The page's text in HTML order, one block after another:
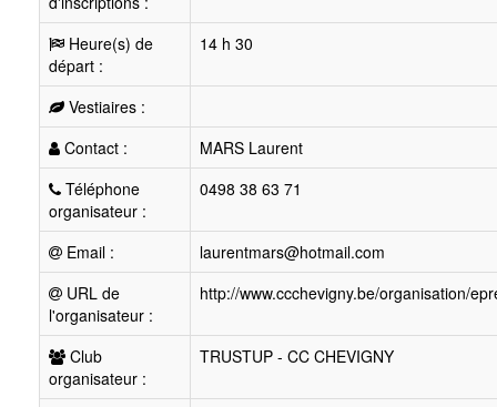
Heure(s) de
départ :
14 h 30
Vestiaires :
Contact :
MARS Laurent
Téléphone
organisateur :
0498 38 63 71
Email :
laurentmars@hotmail.com
URL de
l'organisateur :
http://www.ccchevigny.be/organisation/
Club
organisateur :
TRUSTUP - CC CHEVIGNY